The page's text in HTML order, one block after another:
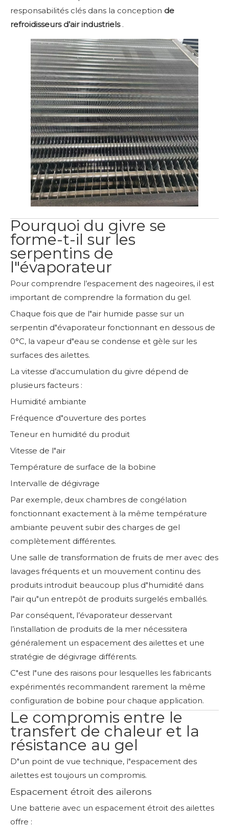
responsabilités clés dans la conception de
refroidisseurs d’air industriels .
Pourquoi du givre se
forme-t-il sur les
serpentins de
l"évaporateur
Pour comprendre l’espacement des nageoires, il est
important de comprendre la formation du gel.
Chaque fois que de l"air humide passe sur un
serpentin d"évaporateur fonctionnant en dessous de
0°C, la vapeur d"eau se condense et gèle sur les
surfaces des ailettes.
La vitesse d’accumulation du givre dépend de
plusieurs facteurs :
Humidité ambiante
Fréquence d"ouverture des portes
Teneur en humidité du produit
Vitesse de l"air
Température de surface de la bobine
Intervalle de dégivrage
Par exemple, deux chambres de congélation
fonctionnant exactement à la même température
ambiante peuvent subir des charges de gel
complètement différentes.
Une salle de transformation de fruits de mer avec des
lavages fréquents et un mouvement continu des
produits introduit beaucoup plus d"humidité dans
l"air qu"un entrepôt de produits surgelés emballés.
Par conséquent, l’évaporateur desservant
l’installation de produits de la mer nécessitera
généralement un espacement des ailettes et une
stratégie de dégivrage différents.
C"est l"une des raisons pour lesquelles les fabricants
expérimentés recommandent rarement la même
configuration de bobine pour chaque application.
Le compromis entre le
transfert de chaleur et la
résistance au gel
D"un point de vue technique, l"espacement des
ailettes est toujours un compromis.
Espacement étroit des ailerons
Une batterie avec un espacement étroit des ailettes
offre :